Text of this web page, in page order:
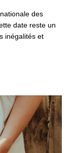
des
date reste un
inégalités et